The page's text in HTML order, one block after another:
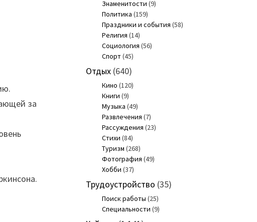
за
Знаменитости (9)
Политика (159)
Праздники и события (58)
Религия (14)
Социология (56)
Спорт(45)
Отдых(640)
Кино (120)
Книги (9)
Музыка (49)
Развлечения (7)
Рассуждения (23)
Стихи (84)
Туризм (268)
Фотография (49)
Хобби (37)
Трудоустройство (35)
Поиск работы (25)
Специальности (9)